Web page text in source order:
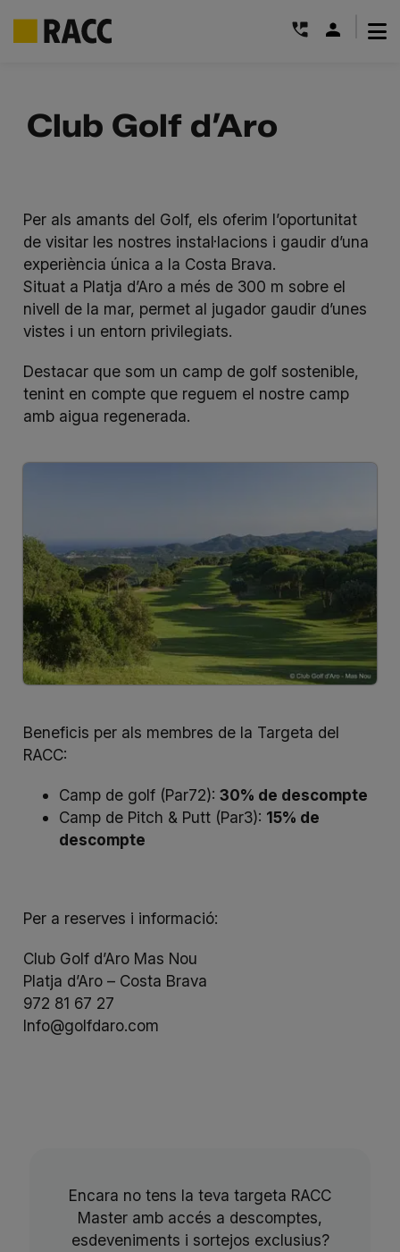
contentClub Golf d’Aro
Per als amants del Golf, els oferim l’oportunitat
de visitar les nostres instal·lacions i gaudir d’una
experiència única a la Costa Brava.
Situat a Platja d’Aro a més de 300 m sobre el
nivell de la mar, permet al jugador gaudir d’unes
vistes i un entorn privilegiats.
Destacar que som un camp de golf sostenible,
tenint en compte que reguem el nostre camp
amb aigua regenerada.
Beneficis per als membres de la Targeta del
RACC:
Camp de golf (Par72): 30% de descompte
Camp de Pitch & Putt (Par3): 15% de
descompte
Per a reserves i informació:
Club Golf d’Aro Mas Nou
Platja d’Aro – Costa Brava
972 81 67 27
Info@golfdaro.com
Encara no tens la teva targeta RACC
Master amb accés a descomptes,
esdeveniments i sortejos exclusius?